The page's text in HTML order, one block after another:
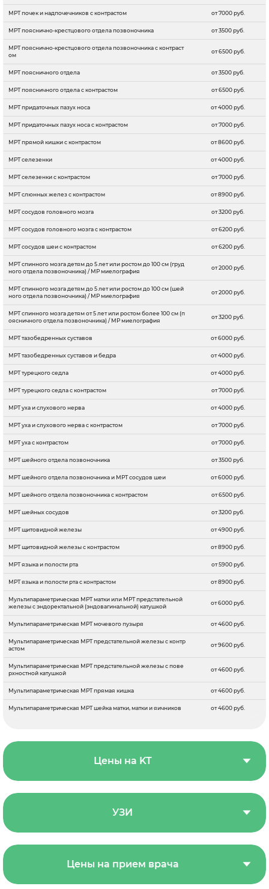
МРТ почек и надпочечников с контрастом от 7000 руб.
МРТ пояснично-крестцового отдела позвоночника от 3500 руб.
МРТ пояснично-крестцового отдела позвоночника с контраст
ом
от 6500 руб.
МРТ поясничного отдела от 3500 руб.
МРТ поясничного отдела с контрастом от 6500 руб.
МРТ придаточных пазух носа от 4000 руб.
МРТ придаточных пазух носа с контрастом от 7000 руб.
МРТ прямой кишки с контрастом от 8600 руб.
МРТ селезенки от 4000 руб.
МРТ селезенки с контрастом от 7000 руб.
МРТ слюнных желез с контрастом от 8900 руб.
МРТ сосудов головного мозга от 3200 руб.
МРТ сосудов головного мозга с контрастом от 6200 руб.
МРТ сосудов шеи с контрастом от 6200 руб.
МРТ спинного мозга детям до 5 лет или ростом до 100 см (груд
ного отдела позвоночника) / МР миелография
от 2000 руб.
МРТ спинного мозга детям до 5 лет или ростом до 100 см (шей
ного отдела позвоночника) / МР миелография
от 2000 руб.
МРТ спинного мозга детям от 5 лет или ростом более 100 см (п
оясничного отдела позвоночника) / МР миелография
от 3200 руб.
МРТ тазобедренных суставов от 6000 руб.
МРТ тазобедренных суставов и бедра от 4000 руб.
МРТ турецкого седла от 4000 руб.
МРТ турецкого седла с контрастом от 7000 руб.
МРТ уха и слухового нерва от 4000 руб.
МРТ уха и слухового нерва с контрастом от 7000 руб.
МРТ уха с контрастом от 7000 руб.
МРТ шейного отдела позвоночника от 3500 руб.
МРТ шейного отдела позвоночника и МРТ сосудов шеи от 6000 руб.
МРТ шейного отдела позвоночника с контрастом от 6500 руб.
МРТ шейных сосудов от 3200 руб.
МРТ щитовидной железы от 4900 руб.
МРТ щитовидной железы с контрастом от 8900 руб.
МРТ языка и полости рта от 5900 руб.
МРТ языка и полости рта с контрастом от 8900 руб.
Мультипараметрическая МРТ матки или МРТ предстательной
железы с эндоректальной (эндовагинальной) катушкой
от 6000 руб.
Мультипараметрическая МРТ мочевого пузыря от 4600 руб.
Мультипараметрическая МРТ предстательной железы с контр
астом
от 9600 руб.
Мультипараметрическая МРТ предстательной железы с пове
рхностной катушкой
от 4600 руб.
Мультипараметрическая МРТ прямая кишка от 4600 руб.
Мультипараметрическая МРТ шейка матки, матки и яичников от 4600 руб.
Цены на KT
УЗИ
Цены на прием врача